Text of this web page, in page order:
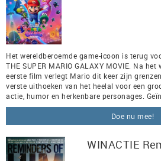
Het wereldberoemde game-icoon is terug
THE SUPER MARIO GALAXY MOVIE. Na
eerste film verlegt Mario dit keer zijn
verste uithoeken van het heelal voor een
actie, humor en herkenbare personages.
Doe nu mee!
WINACTIE